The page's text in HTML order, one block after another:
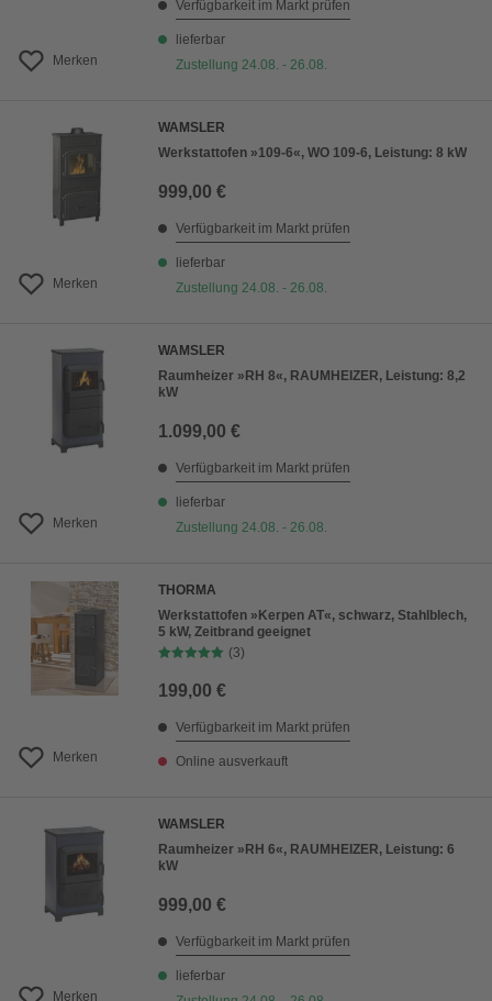
Merken
Verfügbarkeit im Markt prüfen
lieferbar
Zustellung 24.08. - 26.08.
Merken
WAMSLER
Werkstattofen »109-6«, WO 109-6, Leistung: 8 kW
999,00 €
Verfügbarkeit im Markt prüfen
lieferbar
Zustellung 24.08. - 26.08.
Merken
WAMSLER
Raumheizer »RH 8«, RAUMHEIZER, Leistung: 8,2
kW
1.099,00 €
Verfügbarkeit im Markt prüfen
lieferbar
Zustellung 24.08. - 26.08.
Merken
THORMA
Werkstattofen »Kerpen AT«, schwarz, Stahlblech,
5 kW, Zeitbrand geeignet
(3)
199,00 €
Verfügbarkeit im Markt prüfen
Online ausverkauft
Merken
WAMSLER
Raumheizer »RH 6«, RAUMHEIZER, Leistung: 6
kW
999,00 €
Verfügbarkeit im Markt prüfen
lieferbar